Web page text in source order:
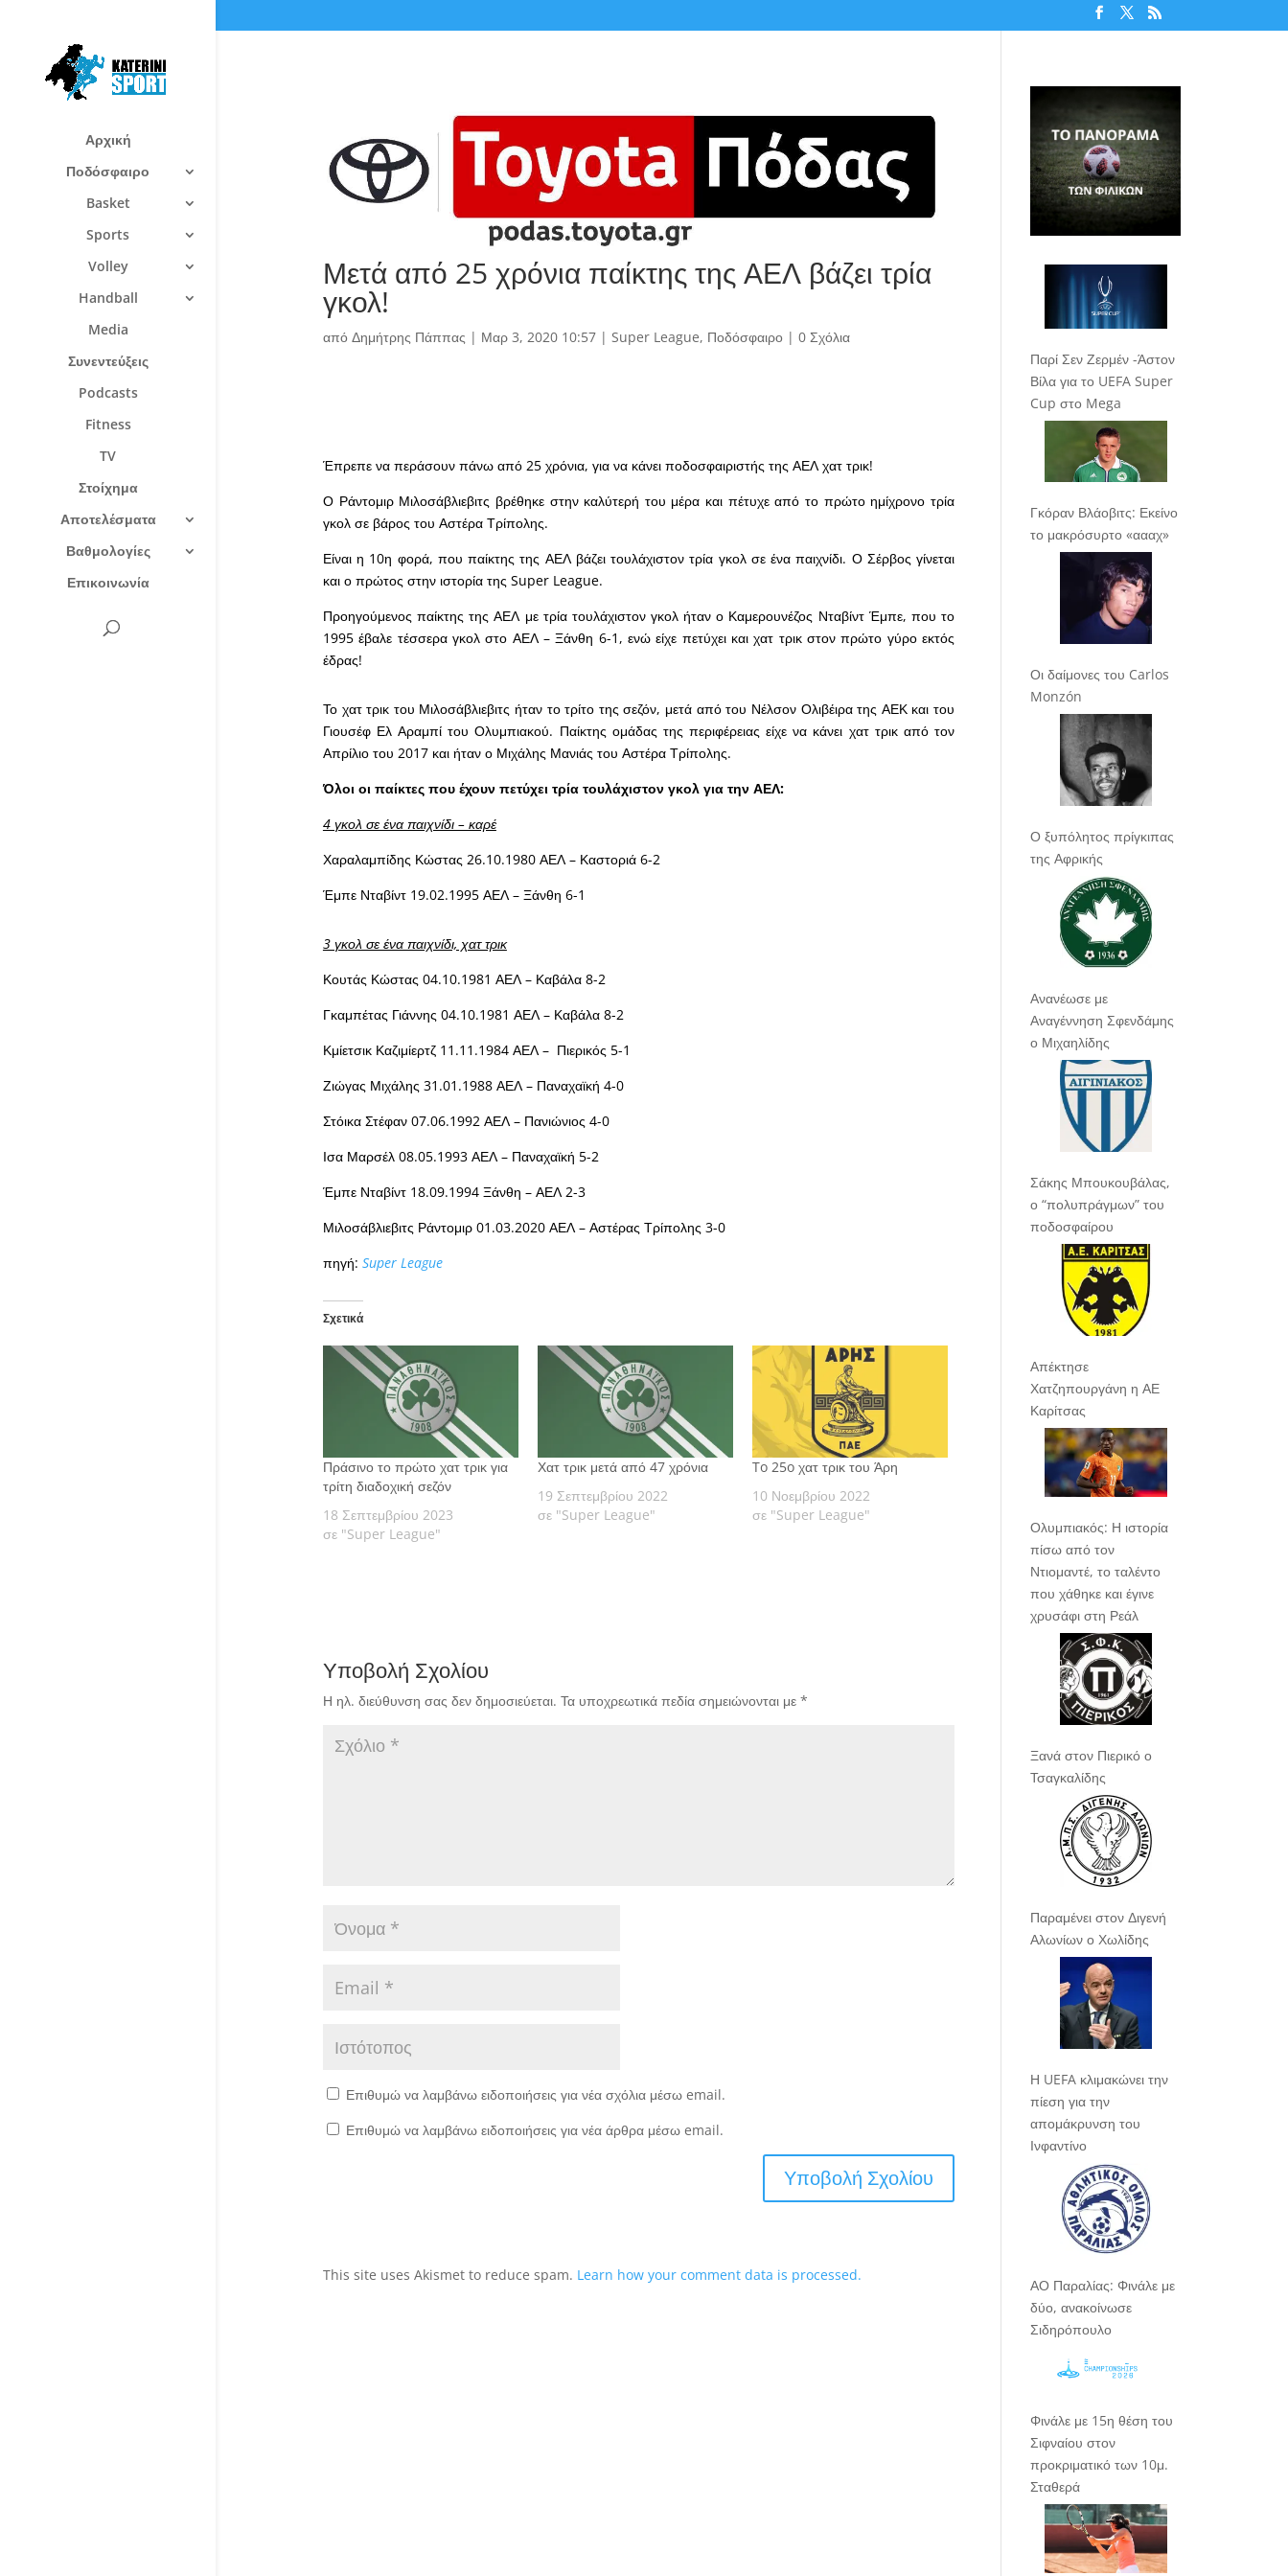
Αρχική
Ποδόσφαιρο
Basket
Sports
Volley
Handball
Media
Συνεντεύξεις
Podcasts
Fitness
TV
Στοίχημα
Αποτελέσματα
Βαθμολογίες
Επικοινωνία
Μετά από 25 χρόνια παίκτης της ΑΕΛ βάζει τρία
γκολ!
από Δημήτρης Πάππας | Μαρ 3, 2020 10:57| Super League, Ποδόσφαιρο| 0 Σχόλια
Έπρεπε να περάσουν πάνω από 25 χρόνια, για να κάνει ποδοσφαιριστής της ΑΕΛ χατ τρικ!
Ο Ράντομιρ Μιλοσάβλιεβιτς βρέθηκε στην καλύτερή του μέρα και πέτυχε από το πρώτο ημίχρονο τρία
γκολ σε βάρος του Αστέρα Τρίπολης.
Είναι η 10η φορά, που παίκτης της ΑΕΛ βάζει τουλάχιστον τρία γκολ σε ένα παιχνίδι. Ο Σέρβος γίνεται
και ο πρώτος στην ιστορία της Super League.
Προηγούμενος παίκτης της ΑΕΛ με τρία τουλάχιστον γκολ ήταν ο Καμερουνέζος Νταβίντ Έμπε, που το
1995 έβαλε τέσσερα γκολ στο ΑΕΛ – Ξάνθη 6-1, ενώ είχε πετύχει και χατ τρικ στον πρώτο γύρο εκτός
έδρας!
Το χατ τρικ του Μιλοσάβλιεβιτς ήταν το τρίτο της σεζόν, μετά από του Νέλσον Ολιβέιρα της ΑΕΚ και του
Γιουσέφ Ελ Αραμπί του Ολυμπιακού. Παίκτης ομάδας της περιφέρειας είχε να κάνει χατ τρικ από τον
Απρίλιο του 2017 και ήταν ο Μιχάλης Μανιάς του Αστέρα Τρίπολης.
Όλοι οι παίκτες που έχουν πετύχει τρία τουλάχιστον γκολ για την ΑΕΛ:
4 γκολ σε ένα παιχνίδι – καρέ
Χαραλαμπίδης Κώστας 26.10.1980 ΑΕΛ – Καστοριά 6-2
Έμπε Νταβίντ 19.02.1995 ΑΕΛ – Ξάνθη 6-1
3 γκολ σε ένα παιχνίδι, χατ τρικ
Κουτάς Κώστας 04.10.1981 ΑΕΛ – Καβάλα 8-2
Γκαμπέτας Γιάννης 04.10.1981 ΑΕΛ – Καβάλα 8-2
Κμίετσικ Καζιμίερτζ 11.11.1984 ΑΕΛ – Πιερικός 5-1
Ζιώγας Μιχάλης 31.01.1988 ΑΕΛ – Παναχαϊκή 4-0
Στόικα Στέφαν 07.06.1992 ΑΕΛ – Πανιώνιος 4-0
Ισα Μαρσέλ 08.05.1993 ΑΕΛ – Παναχαϊκή 5-2
Έμπε Νταβίντ 18.09.1994 Ξάνθη – ΑΕΛ 2-3
Μιλοσάβλιεβιτς Ράντομιρ 01.03.2020 ΑΕΛ – Αστέρας Τρίπολης 3-0
πηγή: Super League
Σχετικά
Πράσινο το πρώτο χατ τρικ για
τρίτη διαδοχική σεζόν
18 Σεπτεμβρίου 2023
σε "Super League"
Χατ τρικ μετά από 47 χρόνια
19 Σεπτεμβρίου 2022
σε "Super League"
To 25o χατ τρικ του Άρη
10 Νοεμβρίου 2022
σε "Super League"
Υποβολή Σχολίου
Η ηλ. διεύθυνση σας δεν δημοσιεύεται. Τα υποχρεωτικά πεδία σημειώνονται με *
Επιθυμώ να λαμβάνω ειδοποιήσεις για νέα σχόλια μέσω email.
Επιθυμώ να λαμβάνω ειδοποιήσεις για νέα άρθρα μέσω email.
This site uses Akismet to reduce spam. Learn how your comment data is processed.
Παρί Σεν Ζερμέν -Άστον
Βίλα για το UEFA Super
Cup στο Mega
Γκόραν Βλάοβιτς: Εκείνο
το μακρόσυρτο «αααχ»
Οι δαίμονες του Carlos
Monzón
Ο ξυπόλητος πρίγκιπας
της Αφρικής
Ανανέωσε με
Αναγέννηση Σφενδάμης
ο Μιχαηλίδης
Σάκης Μπουκουβάλας,
ο “πολυπράγμων” του
ποδοσφαίρου
Απέκτησε
Χατζηπουργάνη η ΑΕ
Καρίτσας
Ολυμπιακός: Η ιστορία
πίσω από τον
Ντιομαντέ, το ταλέντο
που χάθηκε και έγινε
χρυσάφι στη Ρεάλ
Ξανά στον Πιερικό ο
Τσαγκαλίδης
Παραμένει στον Διγενή
Αλωνίων ο Χωλίδης
Η UEFA κλιμακώνει την
πίεση για την
απομάκρυνση του
Ινφαντίνο
ΑΟ Παραλίας: Φινάλε με
δύο, ανακοίνωσε
Σιδηρόπουλο
Φινάλε με 15η θέση του
Σιφναίου στον
προκριματικό των 10μ.
Σταθερά